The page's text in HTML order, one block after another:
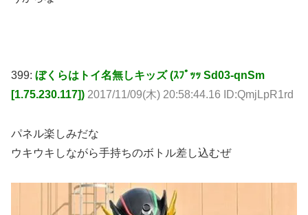
399: ぼくらはトイ名無しキッズ (ｽﾌﾟｯｯ Sd03-qnSm
[1.75.230.117]) 2017/11/09(木) 20:58:44.16 ID:QmjLpR1rd
パネル楽しみだな
ウキウキしながら手持ちのボトル差し込むぜ